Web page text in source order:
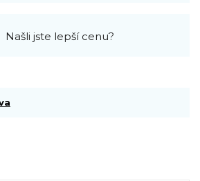
Našli jste lepší cenu?